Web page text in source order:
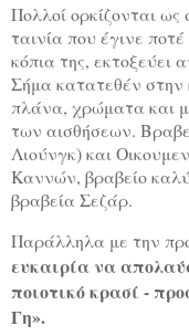
Πολλοί ορκίζονται
ταινία που έγινε
κόπια της, εκτοξεύει
Σήμα κατατεθέν
πλάνα, χρώματα και
των αισθήσεων.
Λιούνγκ) και
Καννών, βραβείο
βραβεία Σεζάρ.
Παράλληλα με την
ευκαιρία να
ποιοτικό κρασί -
Γη».